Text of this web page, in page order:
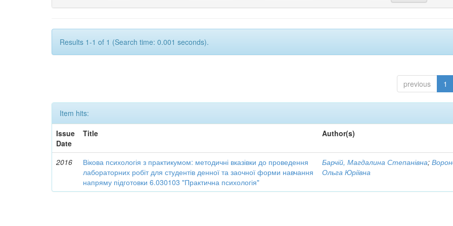
Results 1-1 of 1 (Search time: 0.001 seconds).
previous 1
Item hits:
Issue
Date
Title Author(s)
2016
Вікова психологія з практикумом: методичні вказівки до проведення
лабораторних робіт для студентів денної та заочної форми навчання
напряму підготовки 6.030103 "Практична психологія"
Барчій, Магдалина Степанівна;
Ольга Юріївна